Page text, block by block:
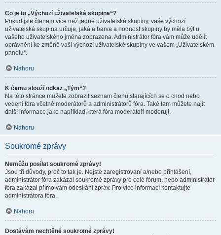
Co je to „Výchozí uživatelská skupina“?
Pokud jste členem více než jedné uživatelské skupiny, vaše výchozí
uživatelská skupina určuje, jaká a barva a hodnost skupiny by měla být u
vašeho uživatelského jména zobrazena. Administrátor fóra vám může udělit
oprávnění ke změně vaší výchozí uživatelské skupiny ve vašem „Uživatelském
panelu“.
Nahoru
K čemu slouží odkaz „Tým“?
Na této stránce můžete zobrazit seznam členů starajících se o chod nebo
vedení fóra včetně moderátorů a administrátorů fóra. Také tam můžete najít
další informace jako například, která fóra moderátoři moderují.
Nahoru
Soukromé zprávy
Nemůžu posílat soukromé zprávy!
Jsou tři důvody, proč to tak je. Nejste zaregistrovaní a/nebo přihlášení,
administrátor fóra zakázal soukromé zprávy pro celé fórum, nebo administrátor
fóra zakázal přímo vám odesílání zpráv. Pro více informací kontaktujte
administrátora fóra.
Nahoru
Dostávám nechtěné soukromé zprávy!